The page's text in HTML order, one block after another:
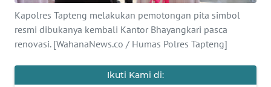
Kapolres Tapteng melakukan pemotongan pita simbol
resmi dibukanya kembali Kantor Bhayangkari pasca
renovasi. [WahanaNews.co / Humas Polres Tapteng]
Ikuti Kami di:
INFO
IKLAN